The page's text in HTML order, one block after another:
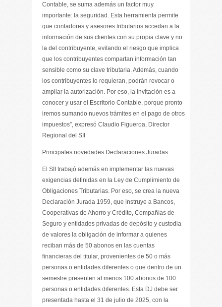
Contable, se suma además un factor muy
importante: la seguridad. Esta herramienta permite
que contadores y asesores tributarios accedan a la
información de sus clientes con su propia clave y no
la del contribuyente, evitando el riesgo que implica
que los contribuyentes compartan información tan
sensible como su clave tributaria. Además, cuando
los contribuyentes lo requieran, podrán revocar o
ampliar la autorización. Por eso, la invitación es a
conocer y usar el Escritorio Contable, porque pronto
iremos sumando nuevos trámites en el pago de otros
impuestos”, expresó Claudio Figueroa, Director
Regional del SII
Principales novedades Declaraciones Juradas
El SII trabajó además en implementar las nuevas
exigencias definidas en la Ley de Cumplimiento de
Obligaciones Tributarias. Por eso, se crea la nueva
Declaración Jurada 1959, que instruye a Bancos,
Cooperativas de Ahorro y Crédito, Compañías de
Seguro y entidades privadas de depósito y custodia
de valores la obligación de informar a quienes
reciban más de 50 abonos en las cuentas
financieras del titular, provenientes de 50 o más
personas o entidades diferentes o que dentro de un
semestre presenten al menos 100 abonos de 100
personas o entidades diferentes. Esta DJ debe ser
presentada hasta el 31 de julio de 2025, con la